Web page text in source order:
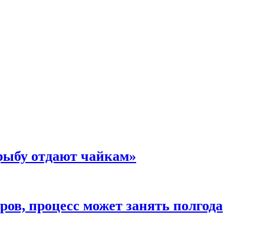
отдают чайкам»
процесс может занять полгода